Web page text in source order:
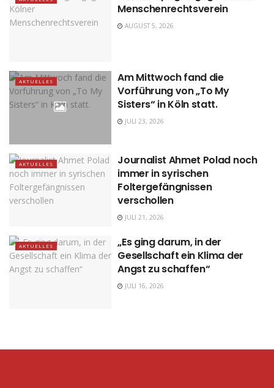
Menschenrechtsverein
AUGUST 5, 2026
AKTUELLES
Am Mittwoch fand die
Vorführung von „To My
Sisters“ in Köln statt.
JULI 23, 2026
AKTUELLES
Journalist Ahmet Polad noch
immer in syrischen
Foltergefängnissen
verschollen
JULI 21, 2026
AKTUELLES
„Es ging darum, in der
Gesellschaft ein Klima der
Angst zu schaffen“
JULI 16, 2026